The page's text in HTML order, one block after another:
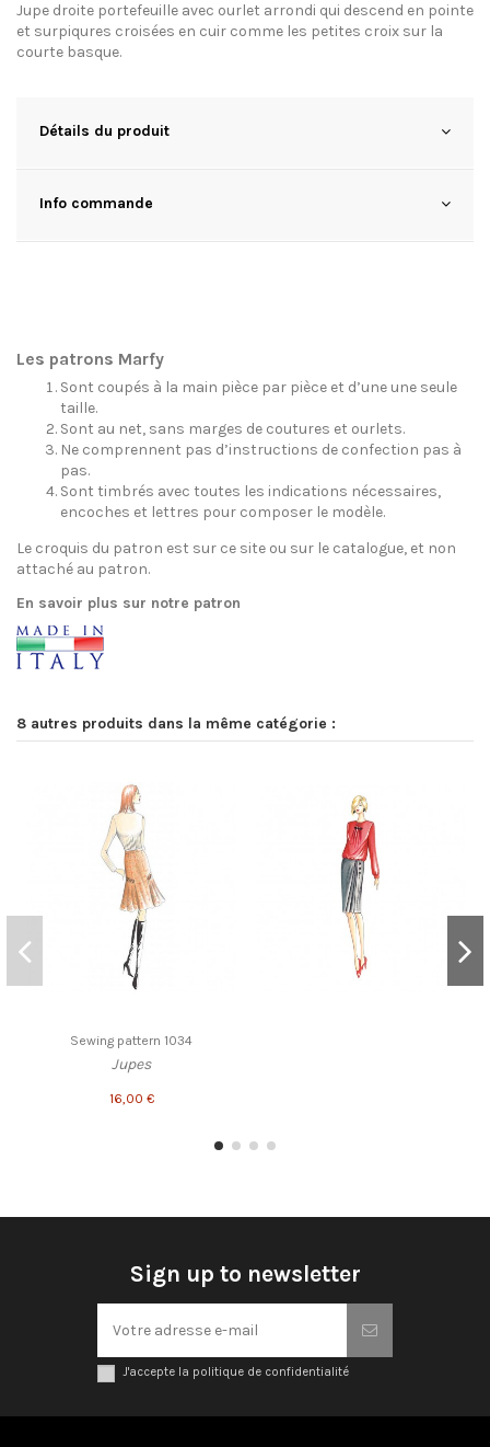
Jupe droite portefeuille avec ourlet arrondi qui descend en pointe
et surpiqures croisées en cuir comme les petites croix sur la
courte basque.
Détails du produit
Info commande
Les patrons Marfy
Sont coupés à la main pièce par pièce et d’une une seule
taille.
Sont au net, sans marges de coutures et ourlets.
Ne comprennent pas d’instructions de confection pas à
pas.
Sont timbrés avec toutes les indications nécessaires,
encoches et lettres pour composer le modèle.
Le croquis du patron est sur ce site ou sur le catalogue, et non
attaché au patron.
En savoir plus sur notre patron
8 autres produits dans la même catégorie :
Sewing pattern 1034
Jupes
16,00 €
Sign up to newsletter
J'accepte la politique de confidentialité